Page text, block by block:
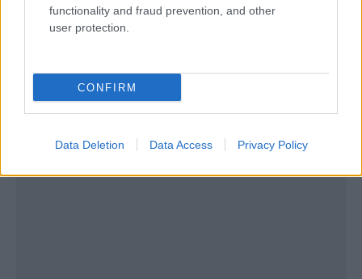
functionality and fraud prevention, and other
user protection.
CONFIRM
Data Deletion Data Access Privacy Policy